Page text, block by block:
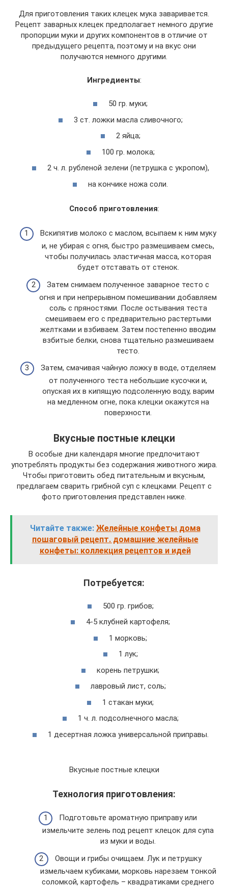
Для приготовления таких клецек мука заваривается.
Рецепт заварных клецек предполагает немного другие
пропорции муки и других компонентов в отличие от
предыдущего рецепта, поэтому и на вкус они
получаются немного другими.
Ингредиенты:
50 гр. муки;
3 ст. ложки масла сливочного;
2 яйца;
100 гр. молока;
2 ч. л. рубленой зелени (петрушка с укропом),
на кончике ножа соли.
Способ приготовления:
Вскипятив молоко с маслом, всыпаем к ним муку
и, не убирая с огня, быстро размешиваем смесь,
чтобы получилась эластичная масса, которая
будет отставать от стенок.
Затем снимаем полученное заварное тесто с
огня и при непрерывном помешивании добавляем
соль с пряностями. После остывания теста
смешиваем его с предварительно растертыми
желтками и взбиваем. Затем постепенно вводим
взбитые белки, снова тщательно размешиваем
тесто.
Затем, смачивая чайную ложку в воде, отделяем
от полученного теста небольшие кусочки и,
опуская их в кипящую подсоленную воду, варим
на медленном огне, пока клецки окажутся на
поверхности.
Вкусные постные клецки
В особые дни календаря многие предпочитают
употреблять продукты без содержания животного жира.
Чтобы приготовить обед питательным и вкусным,
предлагаем сварить грибной суп с клецками. Рецепт с
фото приготовления представлен ниже.
Читайте также: Желейные конфеты дома
пошаговый рецепт. домашние желейные
конфеты: коллекция рецептов и идей
Потребуется:
500 гр. грибов;
4-5 клубней картофеля;
1 морковь;
1 лук;
корень петрушки;
лавровый лист, соль;
1 стакан муки;
1 ч. л. подсолнечного масла;
1 десертная ложка универсальной приправы.
Вкусные постные клецки
Технология приготовления:
Подготовьте ароматную приправу или
измельчите зелень под рецепт клецок для супа
из муки и воды.
Овощи и грибы очищаем. Лук и петрушку
измельчаем кубиками, морковь нарезаем тонкой
соломкой, картофель – квадратиками среднего